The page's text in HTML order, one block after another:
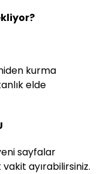
kurma
elde
sayfalar
vakit ayırabilirsiniz.